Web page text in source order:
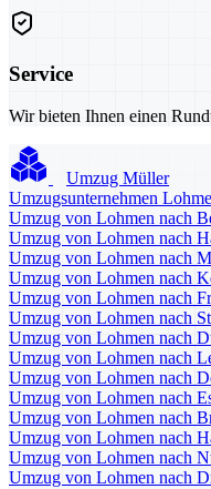
Service
Wir bieten Ihnen einen
Umzug Müller
Umzugsunternehmen
Umzug von Lohmen nach
Umzug von Lohmen nach
Umzug von Lohmen nach
Umzug von Lohmen nach
Umzug von Lohmen nach
Umzug von Lohmen nach
Umzug von Lohmen nach
Umzug von Lohmen nach
Umzug von Lohmen nach
Umzug von Lohmen nach
Umzug von Lohmen nach
Umzug von Lohmen nach
Umzug von Lohmen nach
Umzug von Lohmen nach